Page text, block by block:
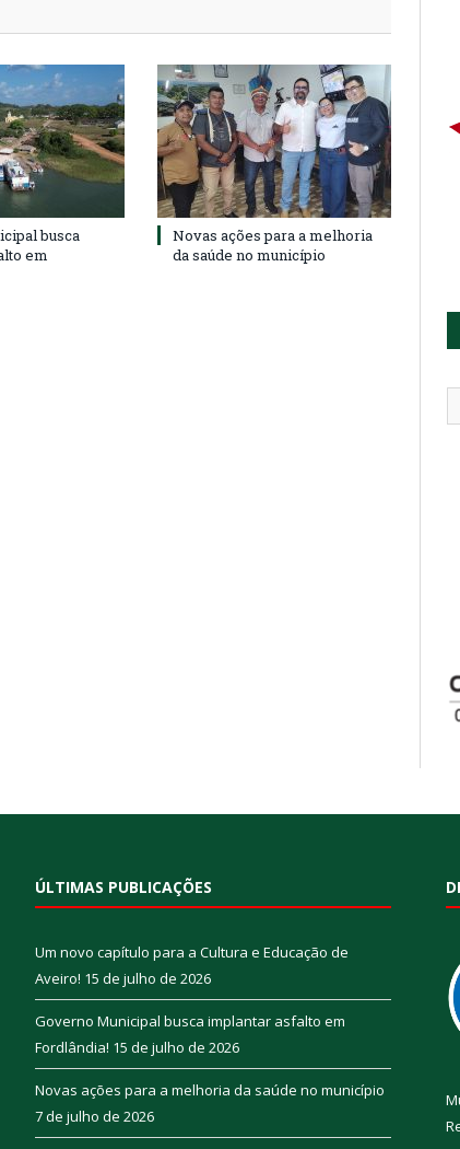
busca
em
Novas ações para a melhoria
da saúde no município
ÚLTIMAS PUBLICAÇÕES
Um novo capítulo para a Cultura e Educação de
Aveiro! 15 de julho de 2026
Governo Municipal busca implantar asfalto em
Fordlândia! 15 de julho de 2026
Novas ações para a melhoria da saúde no município
7 de julho de 2026